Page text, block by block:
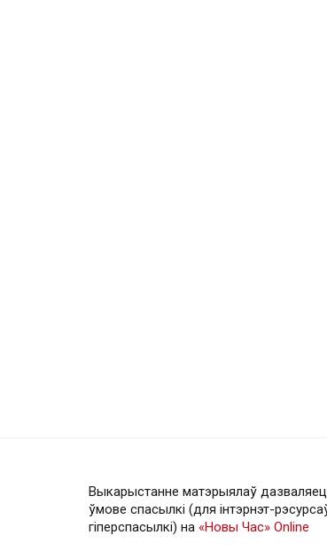
Выкарыстанне матэрыялаў
ўмове спасылкі (для інтэрнэт-
гiперспасылкi) на «Новы Час» Online